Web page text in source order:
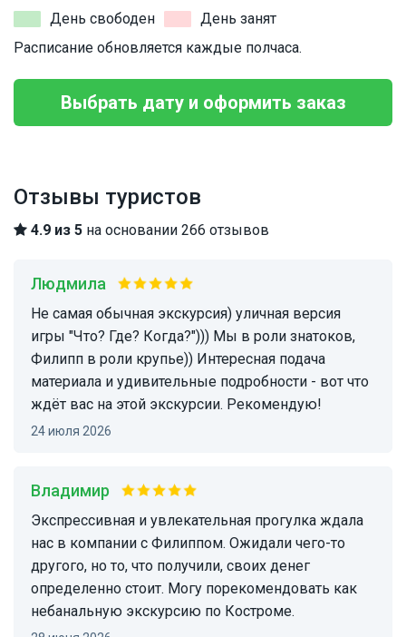
День свободен
День занят
Расписание обновляется каждые полчаса.
Выбрать дату и оформить заказ
Отзывы туристов
4.9 из 5 на основании 266 отзывов
Людмила
Не самая обычная экскурсия) уличная версия
игры "Что? Где? Когда?"))) Мы в роли знатоков,
Филипп в роли крупье)) Интересная подача
материала и удивительные подробности - вот что
ждёт вас на этой экскурсии. Рекомендую!
24 июля 2026
Владимир
Экспрессивная и увлекательная прогулка ждала
нас в компании с Филиппом. Ожидали чего-то
другого, но то, что получили, своих денег
определенно стоит. Могу порекомендовать как
небанальную экскурсию по Костроме.